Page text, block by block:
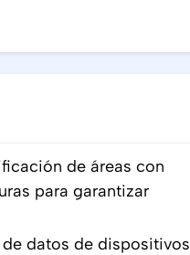
de áreas con
para garantizar
datos de dispositivos